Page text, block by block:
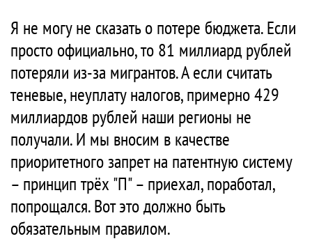
Я не могу не сказать о потере бюджета. Если
просто официально, то 81 миллиард рублей
потеряли из-за мигрантов. А если считать
теневые, неуплату налогов, примерно 429
миллиардов рублей наши регионы не
получали. И мы вносим в качестве
приоритетного запрет на патентную систему
– принцип трёх "П" – приехал, поработал,
попрощался. Вот это должно быть
обязательным правилом.